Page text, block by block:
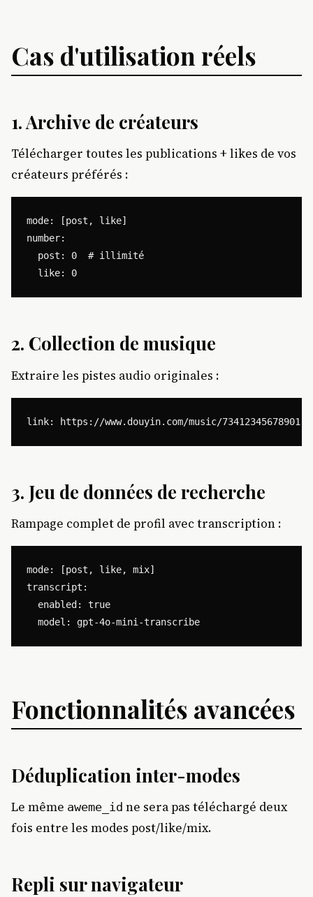
Cas d'utilisation réels
1.Archive de créateurs
Télécharger toutes les publications + likes de vos
créateurs préférés :
mode: [post, like]
number:
  post: 0  # illimité
2. Collection de musique
Extraire les pistes audio originales :
3. Jeu de données de recherche
Rampage complet de profil avec transcription :
mode: [post, like, mix]
transcript:
  enabled: true
Fonctionnalités avancées
Déduplication inter-modes
Le même aweme_id ne sera pas téléchargé deux
fois entre les modes post/like/mix.
Repli sur navigateur